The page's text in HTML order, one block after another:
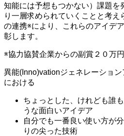
知能には予想もつかない）課題を
り一層求められていくことと考え
の連携※により、これらのアイデ
彰します。
※協力協賛企業からの副賞２０万
異能(Inno)vationジェネレーショ
における
ちょっとした、けれども誰
うな面白いアイデア
自分でも一番良い使い方が
りの尖った技術